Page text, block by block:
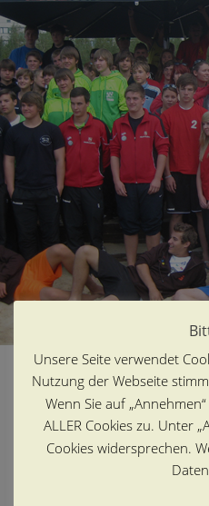
Unsere Seite verwendet
Nutzung der Webseite
Wenn Sie auf
ALLER Cookies zu. Unter
Cookies widersprechen.